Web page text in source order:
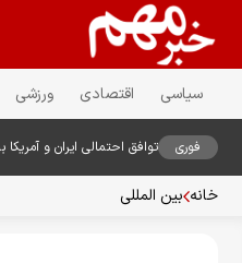
سیاسی اقتصادی ورزشی
فوری توافق احتمالی ایران و
خانه بین المللی